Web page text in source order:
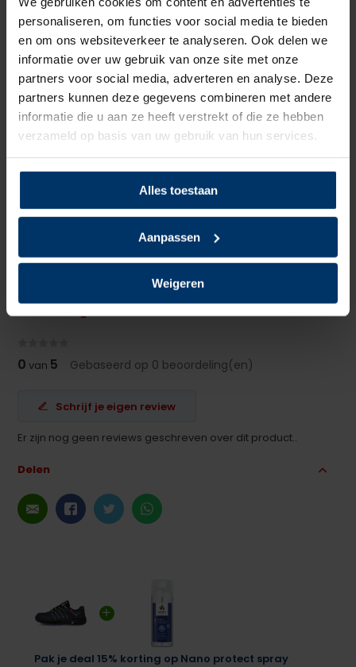
personaliseren, om functies voor social media te bieden
en om ons websiteverkeer te analyseren. Ook delen we
informatie over uw gebruik van onze site met onze
partners voor social media, adverteren en analyse. Deze
partners kunnen deze gegevens combineren met andere
informatie die u aan ze heeft verstrekt of die ze hebben
verzameld op basis van uw gebruik van hun services.
Alles toestaan
Aanpassen
Weigeren
Pak je deal 15% korting op Nano protect spray
Bovenmateriaal
Textiel
Neusbeveiliging Staal
Zoolbeveiliging Kunststof
Zoolmateriaal TPU/PU
Ja
Overige specificaties ESD
0 van 5 Gebaseerd op 0 beoordeling(en)
Schrijf je eigen review
Er zijn nog geen reviews geschreven over dit product..
Delen